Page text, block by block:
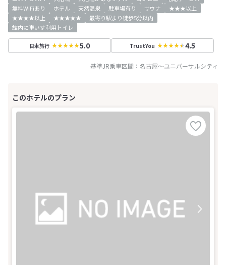
無料WiFiあり
ホテル 天然温泉 駐車場有り サウナ
★★★以上
★★★★以上
★★★★★
最寄り駅より徒歩5分以内
館内に車いす利用トイレ
日本旅行 5.0 TrustYou 4.5
基準JR乗車区間： 名古屋～ユニバーサルシティ